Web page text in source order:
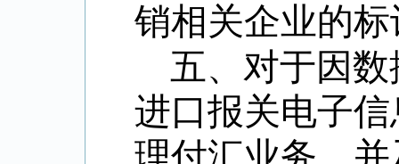
销相关企业的
五、对于因
进口报关电子